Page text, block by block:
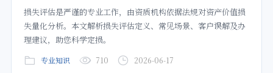
损失评估是严谨的专业工作，由资质机构依据法规对资产价值损
失量化分析。本文解析损失评估定义、常见场景、客户误解及办
理建议，助您科学定损。
专业知识 710 2026-06-17